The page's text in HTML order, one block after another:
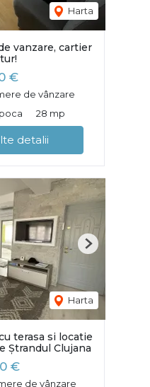
Harta
vanzare, cartier
€
de vânzare
28 mp
detalii
Harta
Next
terasa si locatie
Ștrandul Clujana
€
de vânzare